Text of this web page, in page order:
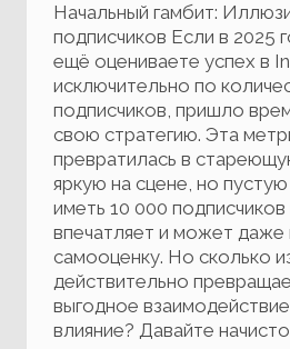
Начальный гамбит:
подписчиков Если в 2025
ещё оцениваете успех в
исключительно по
подписчиков, пришло
свою стратегию. Эта
превратилась в
яркую на сцене, но
иметь 10 000 подписчиков
впечатляет и может даже
самооценку. Но сколько
действительно
выгодное
влияние? Давайте